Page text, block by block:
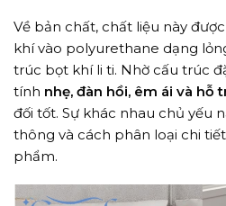
Về bản chất, chất liệu này
khí vào polyurethane dạng
trúc bọt khí li ti. Nhờ cấu trúc
tính nhẹ, đàn hồi, êm ái và hỗ
đối tốt. Sự khác nhau chủ yếu
thông và cách phân loại chi
phẩm.